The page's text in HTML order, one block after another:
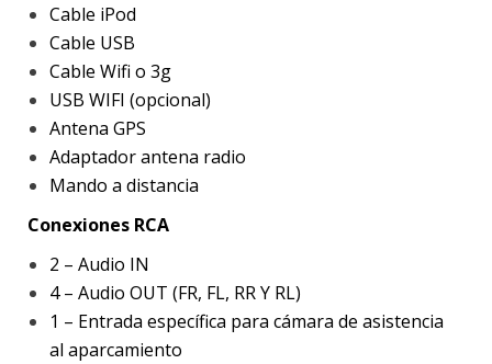
Cable iPod
Cable USB
Cable Wifi o 3g
USB WIFI (opcional)
Antena GPS
Adaptador antena radio
Mando a distancia
Conexiones RCA
2 – Audio IN
4 – Audio OUT (FR, FL, RR Y RL)
1 – Entrada específica para cámara de asistencia
al aparcamiento